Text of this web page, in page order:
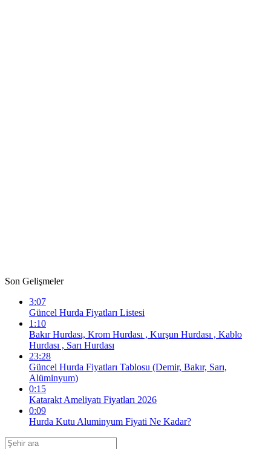
Son Gelişmeler
3:07
Güncel Hurda Fiyatları Listesi
1:10
Bakır Hurdası, Krom Hurdası , Kurşun Hurdası , Kablo
Hurdası , Sarı Hurdası
23:28
Güncel Hurda Fiyatları Tablosu (Demir, Bakır, Sarı,
Alüminyum)
0:15
Katarakt Ameliyatı Fiyatları 2026
0:09
Hurda Kutu Aluminyum Fiyati Ne Kadar?